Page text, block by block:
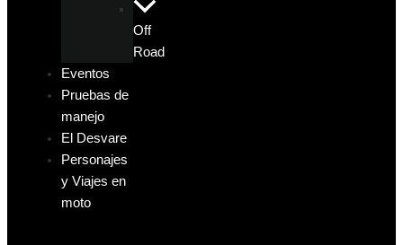
Off
Road
Eventos
Pruebas de
manejo
El Desvare
Personajes
y Viajes en
moto